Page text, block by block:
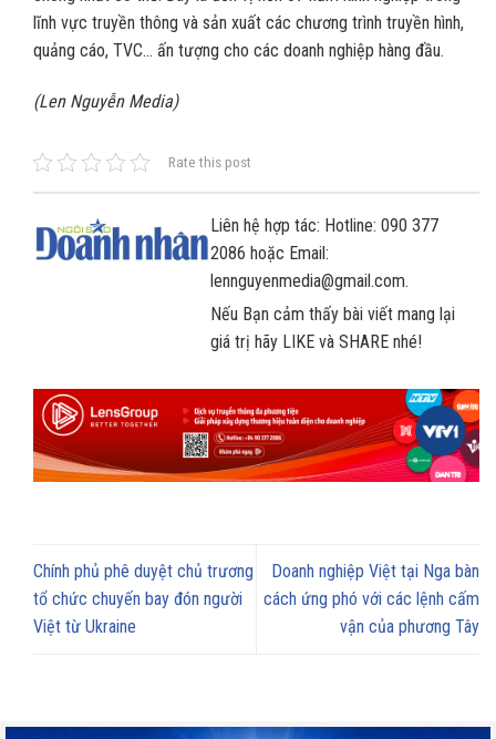
lĩnh vực truyền thông và sản xuất các chương trình truyền hình,
quảng cáo, TVC… ấn tượng cho các doanh nghiệp hàng đầu.
(Len Nguyễn Media)
Rate this post
Liên hệ hợp tác: Hotline: 090 377
2086 hoặc Email:
lennguyenmedia@gmail.com.
Nếu Bạn cảm thấy bài viết mang lại
giá trị hãy LIKE và SHARE nhé!
Chính phủ phê duyệt chủ trương
tổ chức chuyến bay đón người
Việt từ Ukraine
Doanh nghiệp Việt tại Nga bàn
cách ứng phó với các lệnh cấm
vận của phương Tây